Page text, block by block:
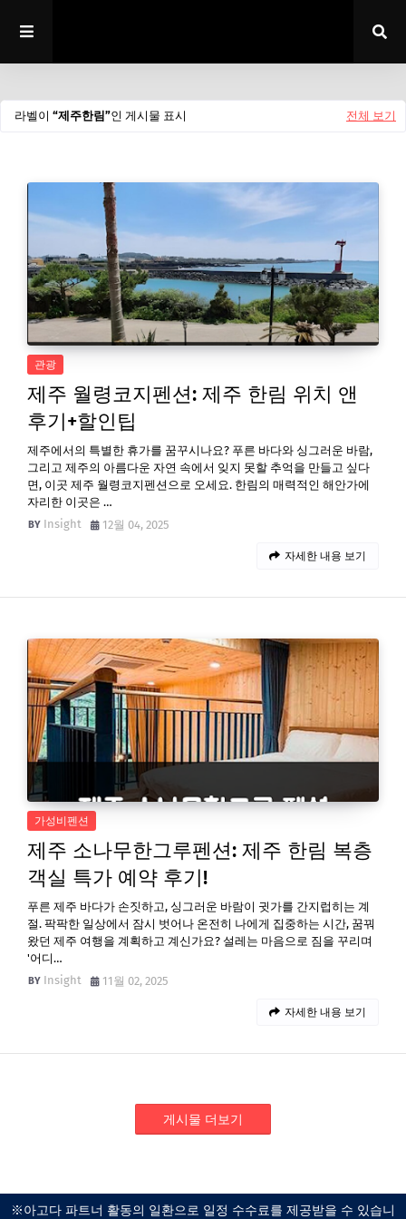
라벨이 제주한림 인 게시물 표시 전체 보기
관광
제주 월령코지펜션: 제주 한림 위치 앤
후기+할인팁
제주에서의 특별한 휴가를 꿈꾸시나요? 푸른 바다와 싱그러운 바람,
그리고 제주의 아름다운 자연 속에서 잊지 못할 추억을 만들고 싶다
면, 이곳 제주 월령코지펜션으로 오세요. 한림의 매력적인 해안가에
자리한 이곳은 …
Insight
12월 04, 2025
자세한 내용 보기
가성비펜션
제주 소나무한그루펜션: 제주 한림 복층
객실 특가 예약 후기!
푸른 제주 바다가 손짓하고, 싱그러운 바람이 귓가를 간지럽히는 계
절. 팍팍한 일상에서 잠시 벗어나 온전히 나에게 집중하는 시간, 꿈꿔
왔던 제주 여행을 계획하고 계신가요? 설레는 마음으로 짐을 꾸리며
'어디…
Insight
11월 02, 2025
자세한 내용 보기
게시물 더보기
※아고다 파트너 활동의 일환으로 일정 수수료를 제공받을 수 있습니